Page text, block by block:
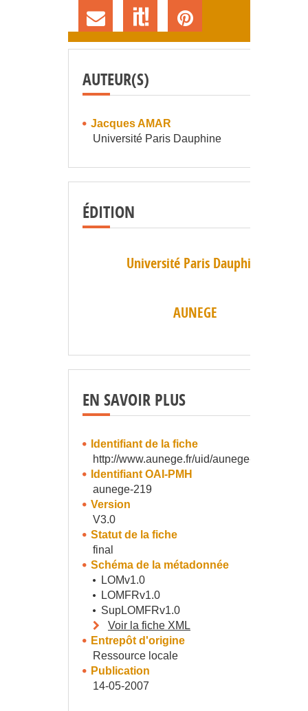
AUTEUR(S)
Jacques AMAR
Université Paris Dauphine
ÉDITION
Université Paris Dauphine
AUNEGE
EN SAVOIR PLUS
Identifiant de la fiche
http://www.aunege.fr/uid/aunege-219
Identifiant OAI-PMH
aunege-219
Version
V3.0
Statut de la fiche
final
Schéma de la métadonnée
LOMv1.0
LOMFRv1.0
SupLOMFRv1.0
Voir la fiche XML
Entrepôt d'origine
Ressource locale
Publication
14-05-2007